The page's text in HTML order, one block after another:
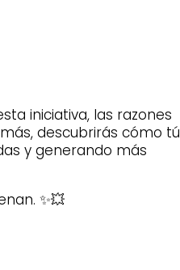
iniciativa, las razones
descubrirás cómo tú
y generando más
✨💥